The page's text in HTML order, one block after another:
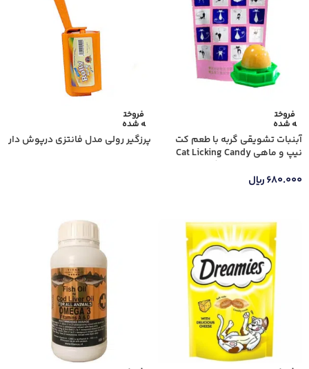
فروخت
ه شده
آبنبات تشویقی گربه با طعم کت
نیپ و ماهی Cat Licking Candy
۶۸۰.۰۰۰ریال
فروخت
ه شده
پرزگیر رولی مدل فانتزی درپوش دار